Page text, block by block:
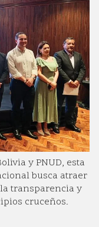
y PNUD, esta
busca atraer
transparencia y
cruceños.